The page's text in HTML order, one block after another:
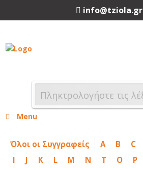
info@tziola.gr
Menu
Όλοι οι Συγγραφείς A B C
I
J K L M N T O P